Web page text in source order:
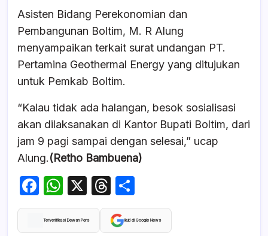
Asisten Bidang Perekonomian dan
Pembangunan Boltim, M. R Alung
menyampaikan terkait surat undangan PT.
Pertamina Geothermal Energy yang ditujukan
untuk Pemkab Boltim.
“Kalau tidak ada halangan, besok sosialisasi
akan dilaksanakan di Kantor Bupati Boltim, dari
jam 9 pagi sampai dengan selesai,” ucap
Alung.(Retho Bambuena)
F
a
c
W
h
at
X
T
hr
e
h
ar
Terverifikasi Dewan Pers Ikuti di Google News